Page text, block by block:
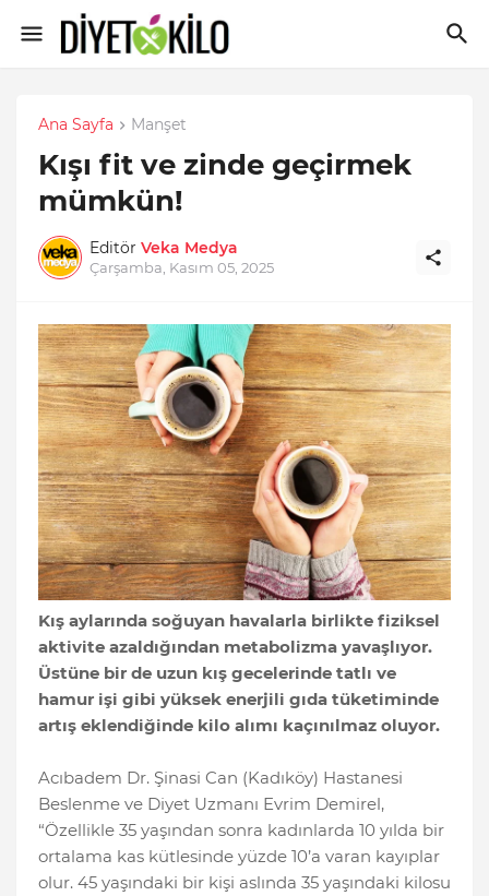
Ana Sayfa Manşet
Kışı fit ve zinde geçirmek
mümkün!
Editör Veka Medya
Çarşamba, Kasım 05, 2025
Kış aylarında soğuyan havalarla birlikte fiziksel
aktivite azaldığından metabolizma yavaşlıyor.
Üstüne bir de uzun kış gecelerinde tatlı ve
hamur işi gibi yüksek enerjili gıda tüketiminde
artış eklendiğinde kilo alımı kaçınılmaz oluyor.
Acıbadem Dr. Şinasi Can (Kadıköy) Hastanesi
Beslenme ve Diyet Uzmanı Evrim Demirel,
“Özellikle 35 yaşından sonra kadınlarda 10 yılda bir
ortalama kas kütlesinde yüzde 10’a varan kayıplar
olur. 45 yaşındaki bir kişi aslında 35 yaşındaki kilosu